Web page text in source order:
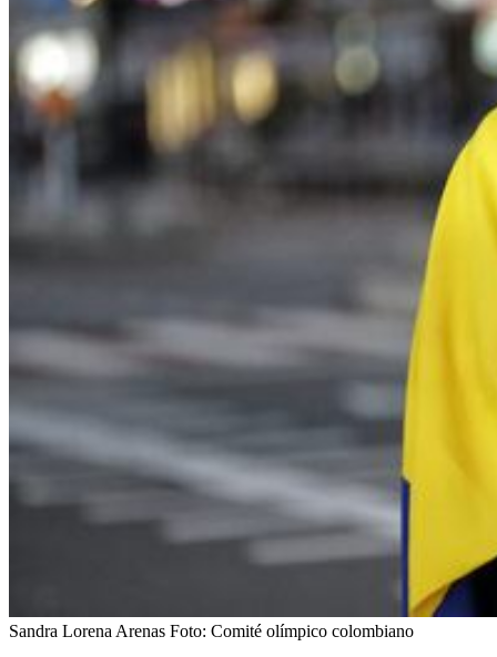
Sandra Lorena Arenas Foto: Comité olímpico colombiano